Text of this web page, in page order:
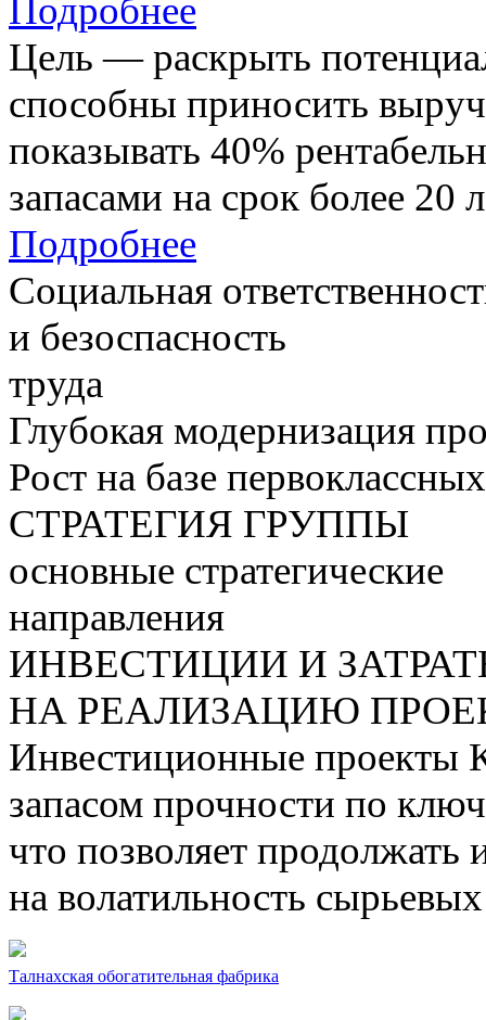
Подробнее
Цель — раскрыть
способны приносить
показывать 40%
запасами на срок более 20
Подробнее
Социальная
и безоспасность
труда
Глубокая модернизация
Рост на базе
СТРАТЕГИЯ ГРУППЫ
основные стратегические
направления
ИНВЕСТИЦИИ И
НА РЕАЛИЗАЦИЮ
Инвестиционные проекты
запасом прочности по
что позволяет продолжать
на волатильность
Талнахская обогатительная фабрика